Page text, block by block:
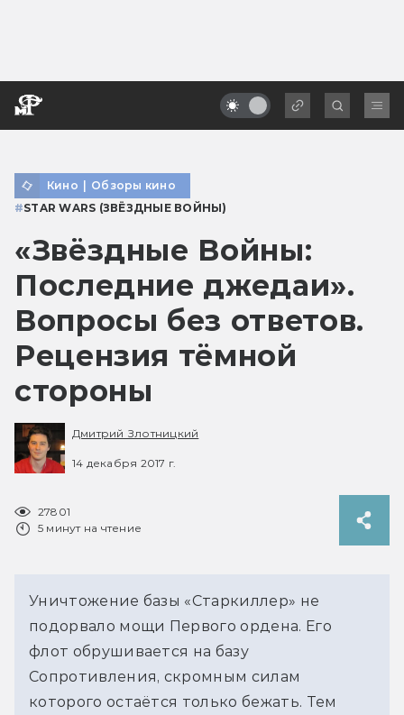
Кино | Обзоры кино
#STAR WARS (ЗВЁЗДНЫЕ ВОЙНЫ)
«Звёздные Войны:
Последние джедаи».
Вопросы без ответов.
Рецензия тёмной
стороны
Дмитрий Злотницкий
14 декабря 2017 г.
27801
5 минут на чтение
Уничтожение базы «Старкиллер» не
подорвало мощи Первого ордена. Его
флот обрушивается на базу
Сопротивления, скромным силам
которого остаётся только бежать. Тем